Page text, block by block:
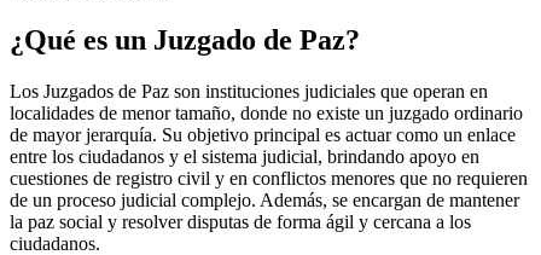
¿Qué es un Juzgado de Paz?
Los Juzgados de Paz son instituciones judiciales que operan en
localidades de menor tamaño, donde no existe un juzgado ordinario
de mayor jerarquía. Su objetivo principal es actuar como un enlace
entre los ciudadanos y el sistema judicial, brindando apoyo en
cuestiones de registro civil y en conflictos menores que no requieren
de un proceso judicial complejo. Además, se encargan de mantener
la paz social y resolver disputas de forma ágil y cercana a los
ciudadanos.